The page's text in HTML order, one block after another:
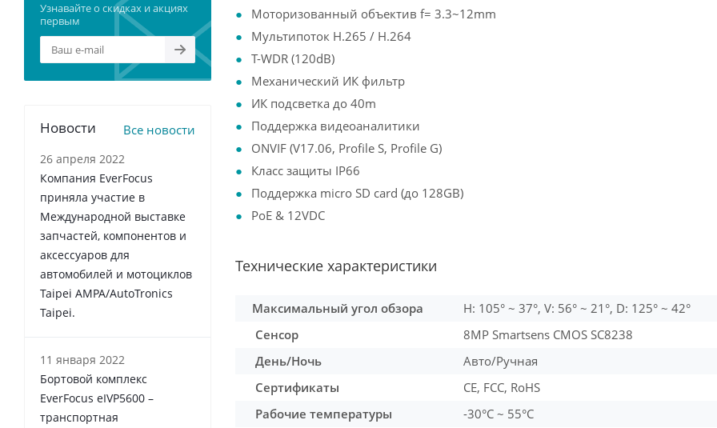
Моторизованный объектив f= 3.3~12mm
Мультипоток H.265 / H.264
T-WDR (120dB)
Механический ИК фильтр
ИК подсветка до 40m
Поддержка видеоаналитики
ONVIF (V17.06, Profile S, Profile G)
Класс защиты IP66
Поддержка micro SD card (до 128GB)
PoE & 12VDC
Технические характеристики
Максимальный угол обзора
H: 105° ~ 37°, V: 56° ~ 21°, D: 125° ~ 42°
Сенсор
8MP Smartsens CMOS SC8238
День/Ночь
Авто/Ручная
Сертификаты
CE, FCC, RoHS
Рабочие температуры
-30°C ~ 55°C
Узнавайте о скидках и акциях
первым
Новости Все новости
26 апреля 2022
Компания EverFocus
приняла участие в
Международной выставке
запчастей, компонентов и
аксессуаров для
автомобилей и мотоциклов
Taipei AMPA/AutoTronics
Taipei.
11 января 2022
Бортовой комплекс
EverFocus eIVP5600 –
транспортная